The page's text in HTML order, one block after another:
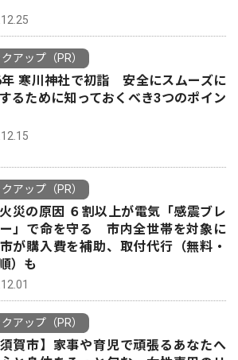
アップ（PR）
年 寒川神社で初詣 安全にスムーズに
るために知っておくべき3つのポイン
アップ（PR）
災の原因 ６割以上が電気「感震ブレ
」で命を守る 市内全世帯を対象に
が購入費を補助、取付代行（無料・
）も
アップ（PR）
須賀市】家事や育児で頑張るあなたへ